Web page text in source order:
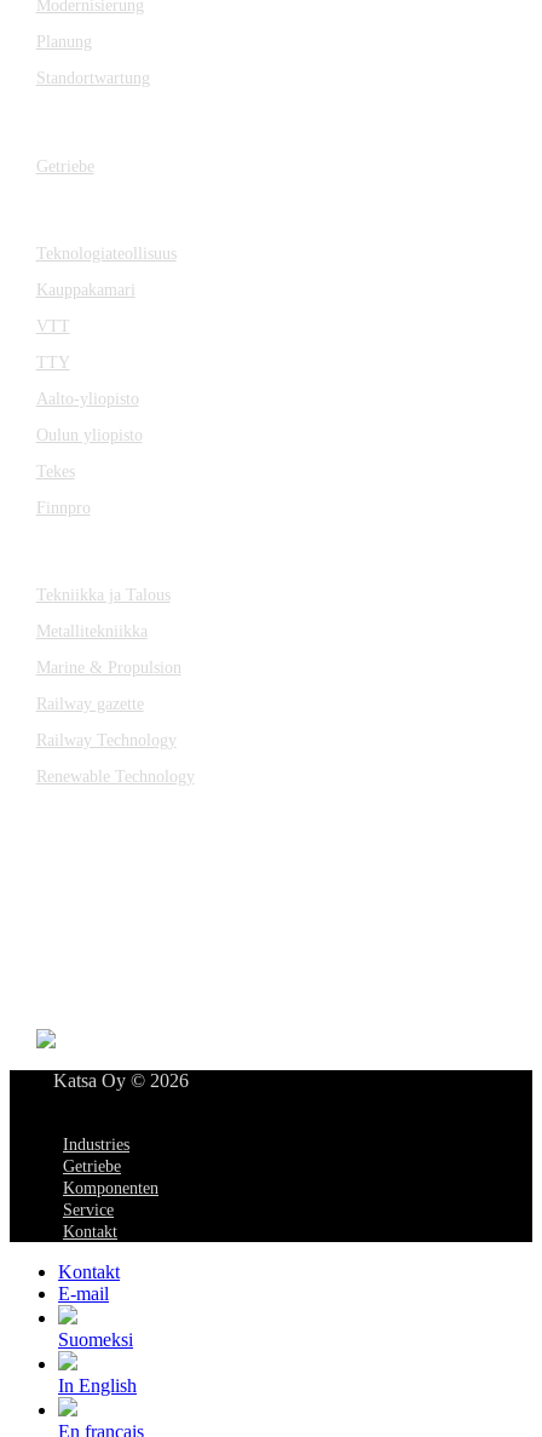
Modernisierung
Planung
Standortwartung
Getriebe
Teknologiateollisuus
Kauppakamari
VTT
TTY
Aalto-yliopisto
Oulun yliopisto
Tekes
Finnpro
Tekniikka ja Talous
Metallitekniikka
Marine & Propulsion
Railway gazette
Railway Technology
Renewable Technology
Katsa Oy © 2026
Industries
Getriebe
Komponenten
Service
Kontakt
Kontakt
E-mail
Suomeksi
In English
En français